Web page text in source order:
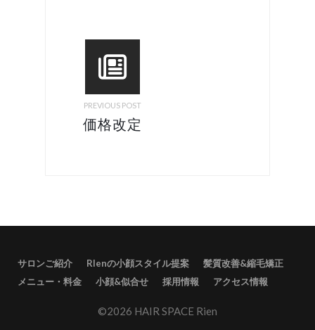
PREVIOUS POST
価格改定
サロンご紹介 RIenの小顔スタイル提案
髪質改善&縮毛矯正
メニュー・料金
小顔&似合せ 採用情報 アクセス情報
©2026 HAIR SPACE Rien